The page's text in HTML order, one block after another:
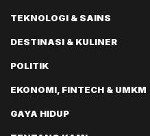
TEKNOLOGI & SAINS
DESTINASI & KULINER
POLITIK
EKONOMI, FINTECH & UMKM
GAYA HIDUP